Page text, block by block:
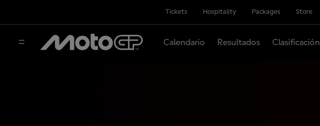
Tickets Hospitality Packages Store
Calendario Resultados Clasificación